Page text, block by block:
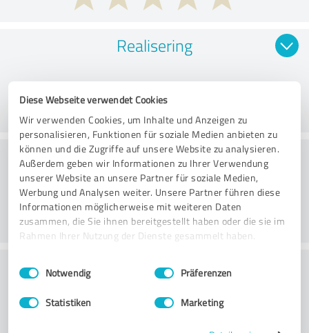
Diese Webseite verwendet Cookies
Wir verwenden Cookies, um Inhalte und Anzeigen zu
personalisieren, Funktionen für soziale Medien anbieten zu
können und die Zugriffe auf unsere Website zu analysieren.
Außerdem geben wir Informationen zu Ihrer Verwendung
unserer Website an unsere Partner für soziale Medien,
Werbung und Analysen weiter. Unsere Partner führen diese
Informationen möglicherweise mit weiteren Daten
zusammen, die Sie ihnen bereitgestellt haben oder die sie im
Rahmen Ihrer Nutzung der Dienste gesammelt haben.
Impressum Datenschutzbestimmungen
Einwilligungsauswahl
Notwendig Präferenzen
Statistiken Marketing
Realisering
Rådgivning
Kundeservice